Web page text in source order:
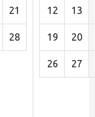
21
28
12 13
19 20
26 27